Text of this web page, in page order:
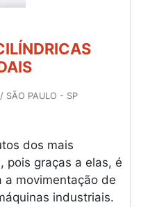
SÃO PAULO - SP
dos mais
pois graças a elas, é
a movimentação de
industriais.